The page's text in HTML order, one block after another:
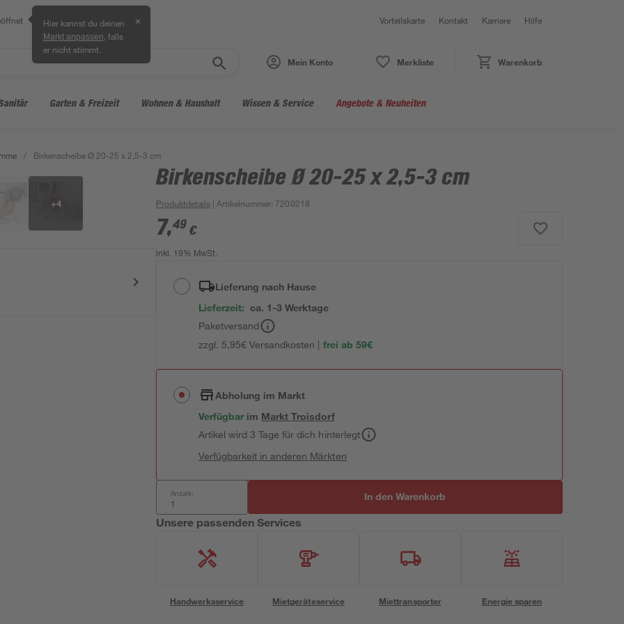
Hier kannst du deinen
Markt anpassen , falls
er nicht stimmt.
✕ Vorteilskarte Kontakt Karriere Hilfe
Mein Konto Merkliste Warenkorb
Garten & Freizeit Wohnen & Haushalt Wissen & Service Angebote & Neuheiten
/ Birkenscheibe Ø 20-25 x 2,5-3 cm
+4
Birkenscheibe Ø 20-25 x 2,5-3 cm
Produktdetails | Artikelnummer: 7200218
7,49 €
inkl. 19% MwSt.
Lieferung nach Hause
Lieferzeit: ca. 1-3 Werktage
Paketversand
zzgl. 5,95€ Versandkosten | frei ab 59€
Abholung im Markt
Verfügbar im MarktTroisdorf
Artikel wird 3 Tage für dich hinterlegt
Verfügbarkeit in anderen Märkten
Anzahl: In den Warenkorb
Unsere passenden Services
Handwerksservice Mietgeräteservice Miettransporter Energie sparen